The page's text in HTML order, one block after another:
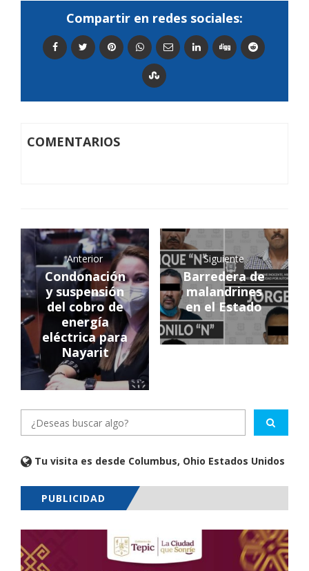
Compartir en redes sociales:
COMENTARIOS
Anterior
Condonación
y suspensión
del cobro de
energía
eléctrica para
Nayarit
Siguiente
Barredera de
malandrines
en el Estado
Tu visita es desde Columbus, Ohio Estados Unidos
PUBLICIDAD